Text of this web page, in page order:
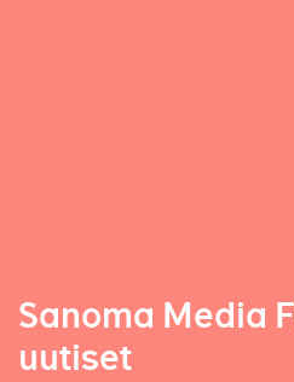
Sanoma Media
uutiset